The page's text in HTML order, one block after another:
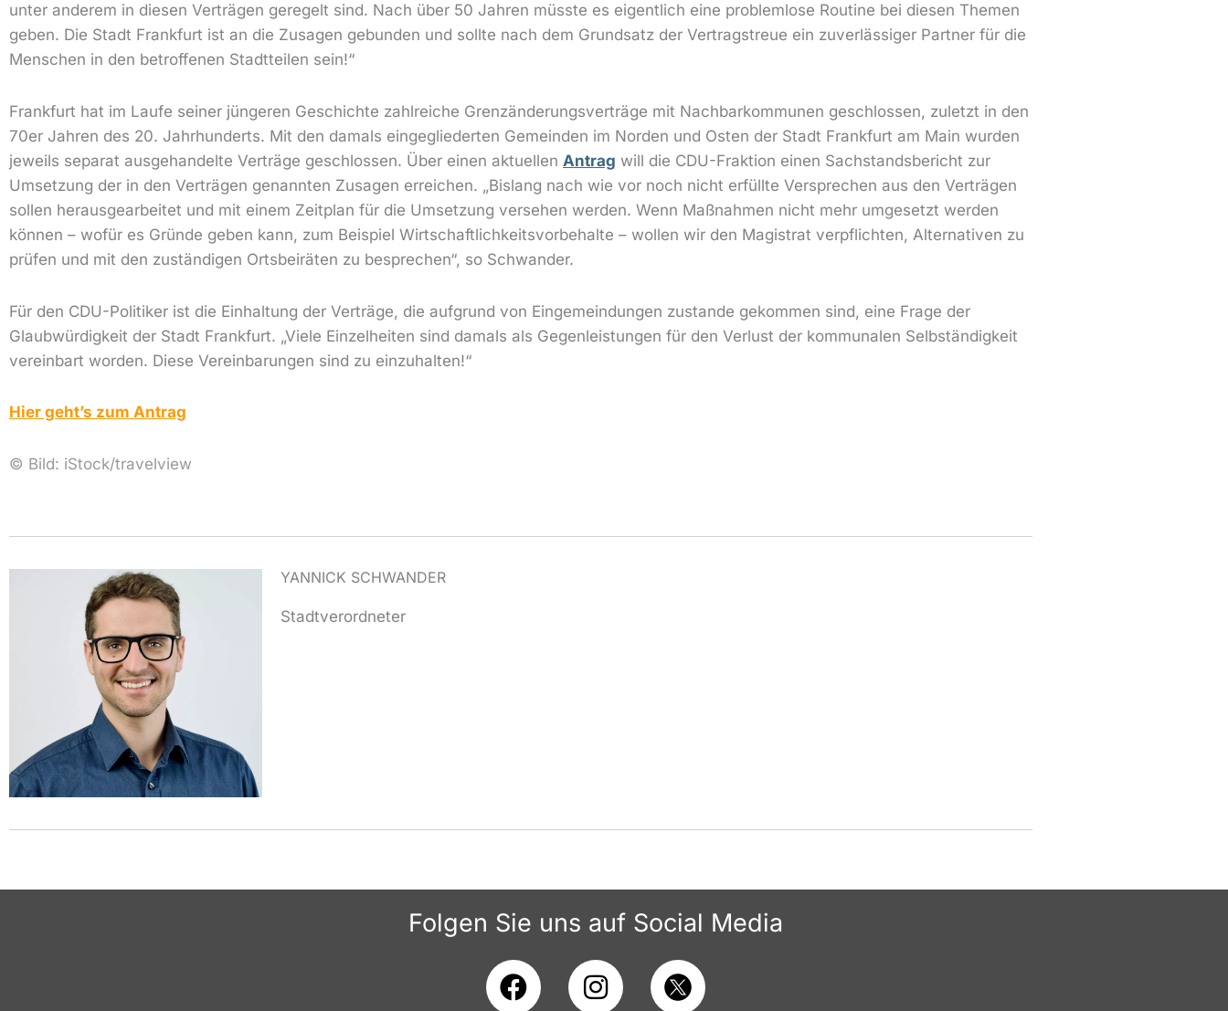
unter anderem in diesen Verträgen geregelt sind. Nach über 50 Jahren müsste es eigentlich eine problemlose Routine bei diesen Themen
geben. Die Stadt Frankfurt ist an die Zusagen gebunden und sollte nach dem Grundsatz der Vertragstreue ein zuverlässiger Partner für die
Menschen in den betroffenen Stadtteilen sein!“
Frankfurt hat im Laufe seiner jüngeren Geschichte zahlreiche Grenzänderungsverträge mit Nachbarkommunen geschlossen, zuletzt in den
70er Jahren des 20. Jahrhunderts. Mit den damals eingegliederten Gemeinden im Norden und Osten der Stadt Frankfurt am Main wurden
jeweils separat ausgehandelte Verträge geschlossen. Über einen aktuellen Antrag will die CDU-Fraktion einen Sachstandsbericht zur
Umsetzung der in den Verträgen genannten Zusagen erreichen. „Bislang nach wie vor noch nicht erfüllte Versprechen aus den Verträgen
sollen herausgearbeitet und mit einem Zeitplan für die Umsetzung versehen werden. Wenn Maßnahmen nicht mehr umgesetzt werden
können – wofür es Gründe geben kann, zum Beispiel Wirtschaftlichkeitsvorbehalte – wollen wir den Magistrat verpflichten, Alternativen zu
prüfen und mit den zuständigen Ortsbeiräten zu besprechen“, so Schwander.
Für den CDU-Politiker ist die Einhaltung der Verträge, die aufgrund von Eingemeindungen zustande gekommen sind, eine Frage der
Glaubwürdigkeit der Stadt Frankfurt. „Viele Einzelheiten sind damals als Gegenleistungen für den Verlust der kommunalen Selbständigkeit
vereinbart worden. Diese Vereinbarungen sind zu einzuhalten!“
Hier geht’s zum Antrag
© Bild: iStock/travelview
YANNICK SCHWANDER
Stadtverordneter
Folgen Sie uns auf Social Media
F
a
I
n